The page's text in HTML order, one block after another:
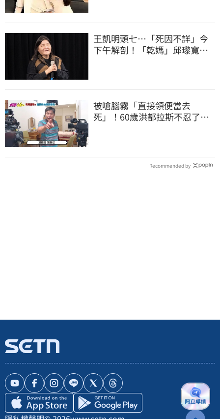
王凱明頭七…「死因不詳」今
下午解剖！「乾媽」邱瓈寬出
被嗆腦霧「直接領便當去
死」！60歲洪都拉斯不忍了
Recommended by